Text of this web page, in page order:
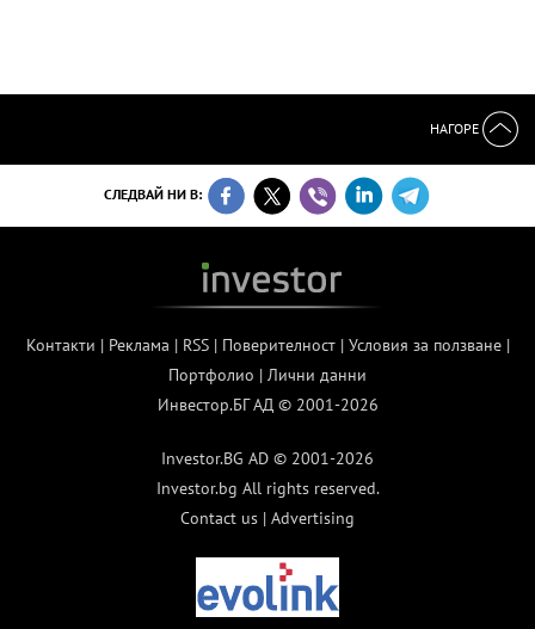
НАГОРЕ
|RSS|Поверителност|Условия за ползване
Портфолио|Лични данни
Инвестор.БГ АД © 2001-2026
Investor.BG AD © 2001-2026
Investor.bg All rights reserved.
Contact us|Advertising